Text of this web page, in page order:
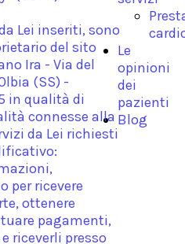
Le
opinioni
dei
pazienti
Blog
Lei inseriti, sono
del sito
Ira - Via del
(SS) -
in qualità di
connesse alla
da Lei richiesti
per ricevere
ottenere
pagamenti,
riceverli presso